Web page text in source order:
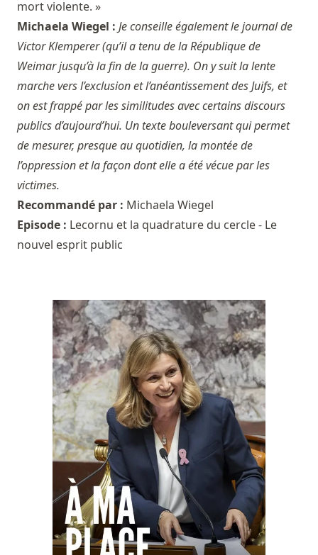
mort violente. »
Michaela Wiegel : Je conseille également le journal de
Victor Klemperer (qu’il a tenu de la République de
Weimar jusqu’à la fin de la guerre). On y suit la lente
marche vers l’exclusion et l’anéantissement des Juifs, et
on est frappé par les similitudes avec certains discours
publics d’aujourd’hui. Un texte bouleversant qui permet
de mesurer, presque au quotidien, la montée de
l’oppression et la façon dont elle a été vécue par les
victimes.
Recommandé par : Michaela Wiegel
Episode : Lecornu et la quadrature du cercle - Le
nouvel esprit public